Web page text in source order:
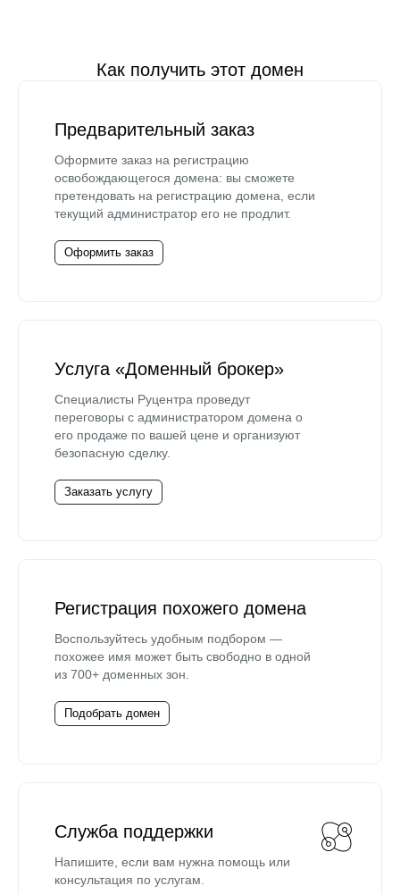
Как получить этот домен
Предварительный заказ
Оформите заказ на регистрацию
освобождающегося домена: вы сможете
претендовать на регистрацию домена, если
текущий администратор его не продлит.
Оформить заказ
Услуга «Доменный брокер»
Специалисты Руцентра проведут
переговоры с администратором домена о
его продаже по вашей цене и организуют
безопасную сделку.
Заказать услугу
Регистрация похожего домена
Воспользуйтесь удобным подбором —
похожее имя может быть свободно в одной
из 700+ доменных зон.
Подобрать домен
Служба поддержки
Напишите, если вам нужна помощь или
консультация по услугам.